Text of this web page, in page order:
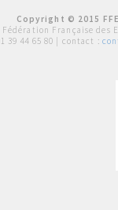
Copyright © 2015
Fédération Française des
39 44 65 80 | contact :